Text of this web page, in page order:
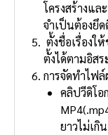
โครงสร้างแล
จําเป็นต้องยึ
ตั้งชื่อเรื่องใ
ตั้งได้ตามอิสร
การจัดทําไฟ
คลิปวีดิโ
ยาวไม่เกิ